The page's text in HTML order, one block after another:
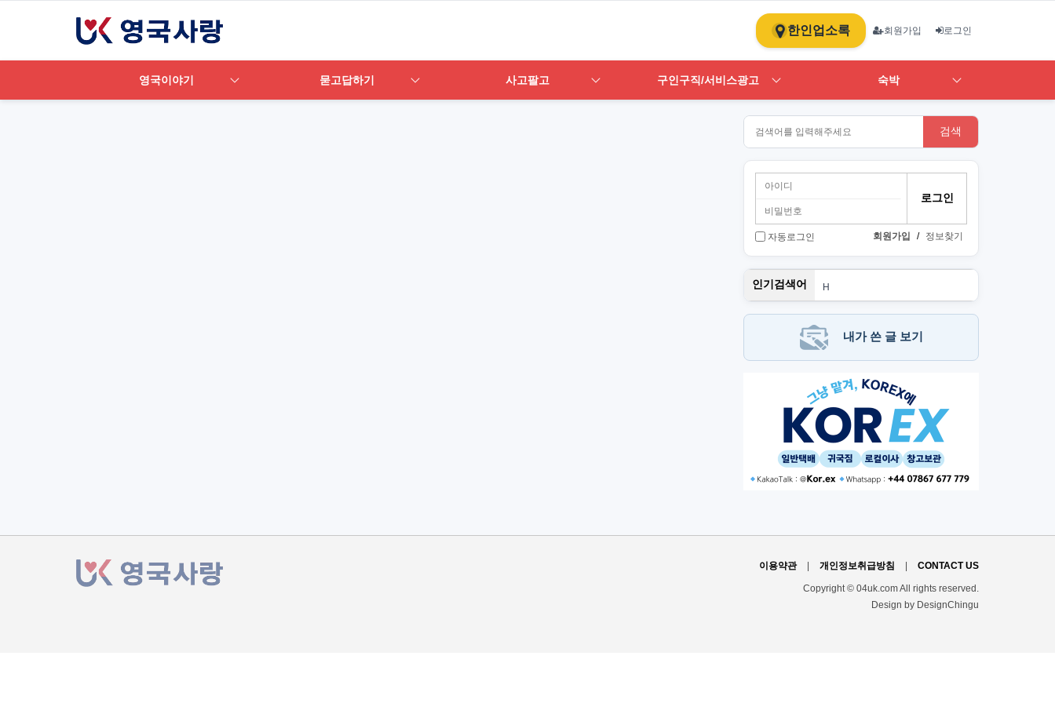
한인업소록 회원가입 로그인
영국이야기 묻고답하기 사고팔고 구인구직/서비스광고 숙박
검색
자동로그인 회원가입 / 정보찾기
인기검색어
H
1
뉴몰
PT
내가 쓴 글 보기
이용약관 개인정보취급방침 CONTACT US
Copyright © 04uk.com All rights reserved.
Design by DesignChingu